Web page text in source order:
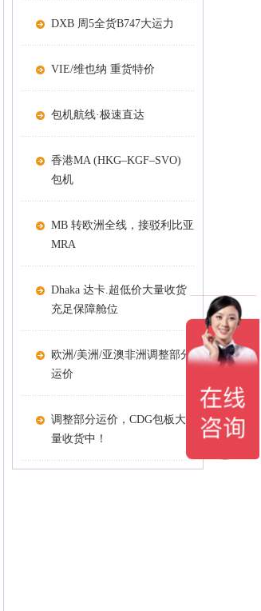
DXB 周5全货B747大运力
VIE/维也纳 重货特价
包机航线·极速直达
香港MA (HKG–KGF–SVO)
包机
MB 转欧洲全线，接驳利比亚
MRA
Dhaka 达卡.超低价大量收货
充足保障舱位
欧洲/美洲/亚澳非洲调整部分
运价
调整部分运价，CDG包板大
量收货中！